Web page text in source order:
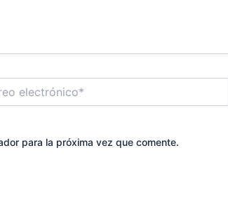
para la próxima vez que comente.